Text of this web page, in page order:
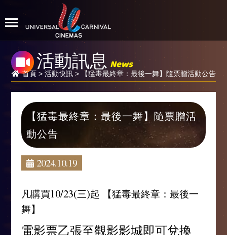
活動訊息 News
首頁> 活動快訊> 【猛毒最終章：最後一舞】隨票贈活動公告
【猛毒最終章：最後一舞】隨票贈活
動公告
2024.10.19
凡購買10/23(三)起 【猛毒最終章：最後一
舞】
電影票乙張至觀影影城即可兌換